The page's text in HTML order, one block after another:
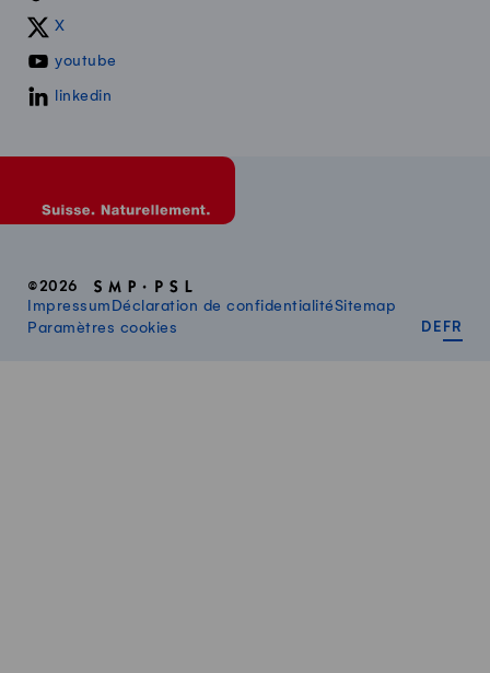
X
youtube
linkedin
©2026
Impressum Déclaration de confidentialitéSitemap
Paramètres cookies
DE FR